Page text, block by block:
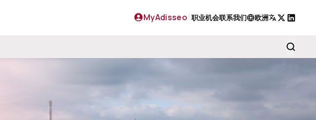
MyAdisseo 职业机会联系我们
欧洲